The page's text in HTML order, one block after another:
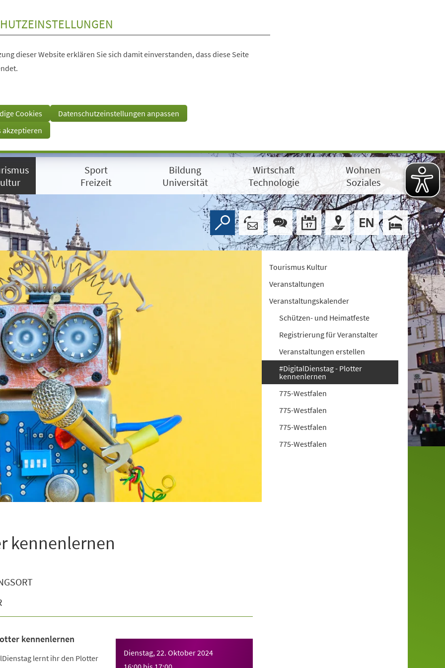
dieser Website erklären Sie sich damit einverstanden, dass diese Seite
Cookies
Datenschutzeinstellungen anpassen
akzeptieren
Sport
Freizeit
Bildung
Universität
Wirtschaft
Technologie
Wohnen
Soziales
kennenlernen
Dienstag, 22. Oktober 2024
kennenlernen
lernt ihr den Plotter
Tourismus Kultur
Veranstaltungen
Veranstaltungskalender
Schützen- und Heimatfeste
Registrierung für Veranstalter
Veranstaltungen erstellen
#DigitalDienstag - Plotter
kennenlernen
775-Westfalen
775-Westfalen
775-Westfalen
775-Westfalen